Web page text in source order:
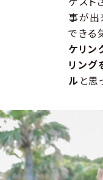
事が
できる
ケリン
リング
ル と